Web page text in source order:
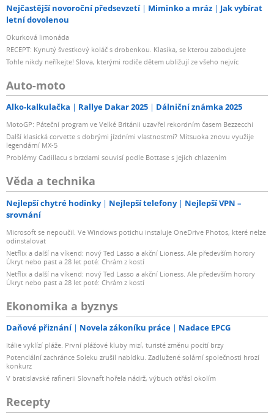
Nejčastější novoroční předsevzetí Miminko a mráz
Jak vybírat
letní dovolenou
Okurková limonáda
RECEPT: Kynutý švestkový koláč s drobenkou. Klasika, se kterou zabodujete
Tohle nikdy neříkejte! Slova, kterými rodiče dětem ubližují ze všeho nejvíc
Auto-moto
Alko-kalkulačka Rallye Dakar 2025 Dálniční známka 2025
MotoGP: Páteční program ve Velké Británii uzavřel rekordním časem Bezzecchi
Další klasická corvette s dobrými jízdními vlastnostmi? Mitsuoka znovu využije
legendární MX-5
Problémy Cadillacu s brzdami souvisí podle Bottase s jejich chlazením
Věda a technika
Nejlepší chytré hodinky Nejlepší telefony
Nejlepší VPN –
srovnání
Microsoft se nepoučil. Ve Windows potichu instaluje OneDrive Photos, které nelze
odinstalovat
Netflix a další na víkend: nový Ted Lasso a akční Lioness. Ale především horory
Úkryt nebo past a 28 let poté: Chrám z kostí
Netflix a další na víkend: nový Ted Lasso a akční Lioness. Ale především horory
Úkryt nebo past a 28 let poté: Chrám z kostí
Ekonomika a byznys
Daňové přiznání Novela zákoníku práce Nadace EPCG
Itálie vyklízí pláže. První plážové kluby mizí, turisté změnu pocítí brzy
Potenciální zachránce Soleku zrušil nabídku. Zadlužené solární společnosti hrozí
konkurz
V bratislavské rafinerii Slovnaft hořela nádrž, výbuch otřásl okolím
Recepty